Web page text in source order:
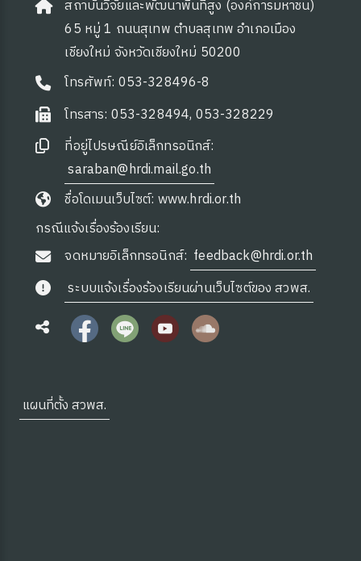
สถาบันวิจัยและพัฒนาพื้นที่สูง (องค์การมหาชน)
65 หมู่ 1 ถนนสุเทพ ตำบลสุเทพ อำเภอเมือง
เชียงใหม่ จังหวัดเชียงใหม่ 50200
โทรศัพท์: 053-328496-8
โทรสาร: 053-328494, 053-328229
ที่อยู่ไปรษณีย์อิเล็กทรอนิกส์:
saraban@hrdi.mail.go.th
ชื่อโดเมนเว็บไซต์: www.hrdi.or.th
กรณีแจ้งเรื่องร้องเรียน:
จดหมายอิเล็กทรอนิกส์: feedback@hrdi.or.th
ระบบแจ้งเรื่องร้องเรียนผ่านเว็บไซต์ของ สวพส.
แผนที่ตั้ง สวพส.